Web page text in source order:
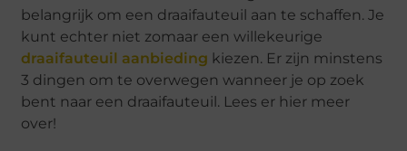
belangrijk om een ​​draaifauteuil aan te schaffen. Je
kunt echter niet zomaar een willekeurige
draaifauteuil aanbieding kiezen. Er zijn minstens
3 dingen om te overwegen wanneer je op zoek
bent naar een draaifauteuil. Lees er hier meer
over!